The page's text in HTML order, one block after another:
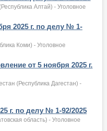
Алтай) - Уголовное
2025 г. по делу № 1-
Коми) - Уголовное
от 5 ноября 2025 г.
(Республика Дагестан) -
г. по делу № 1-92/2025
область) - Уголовное